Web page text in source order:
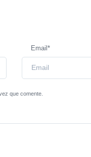
Email*
que comente.